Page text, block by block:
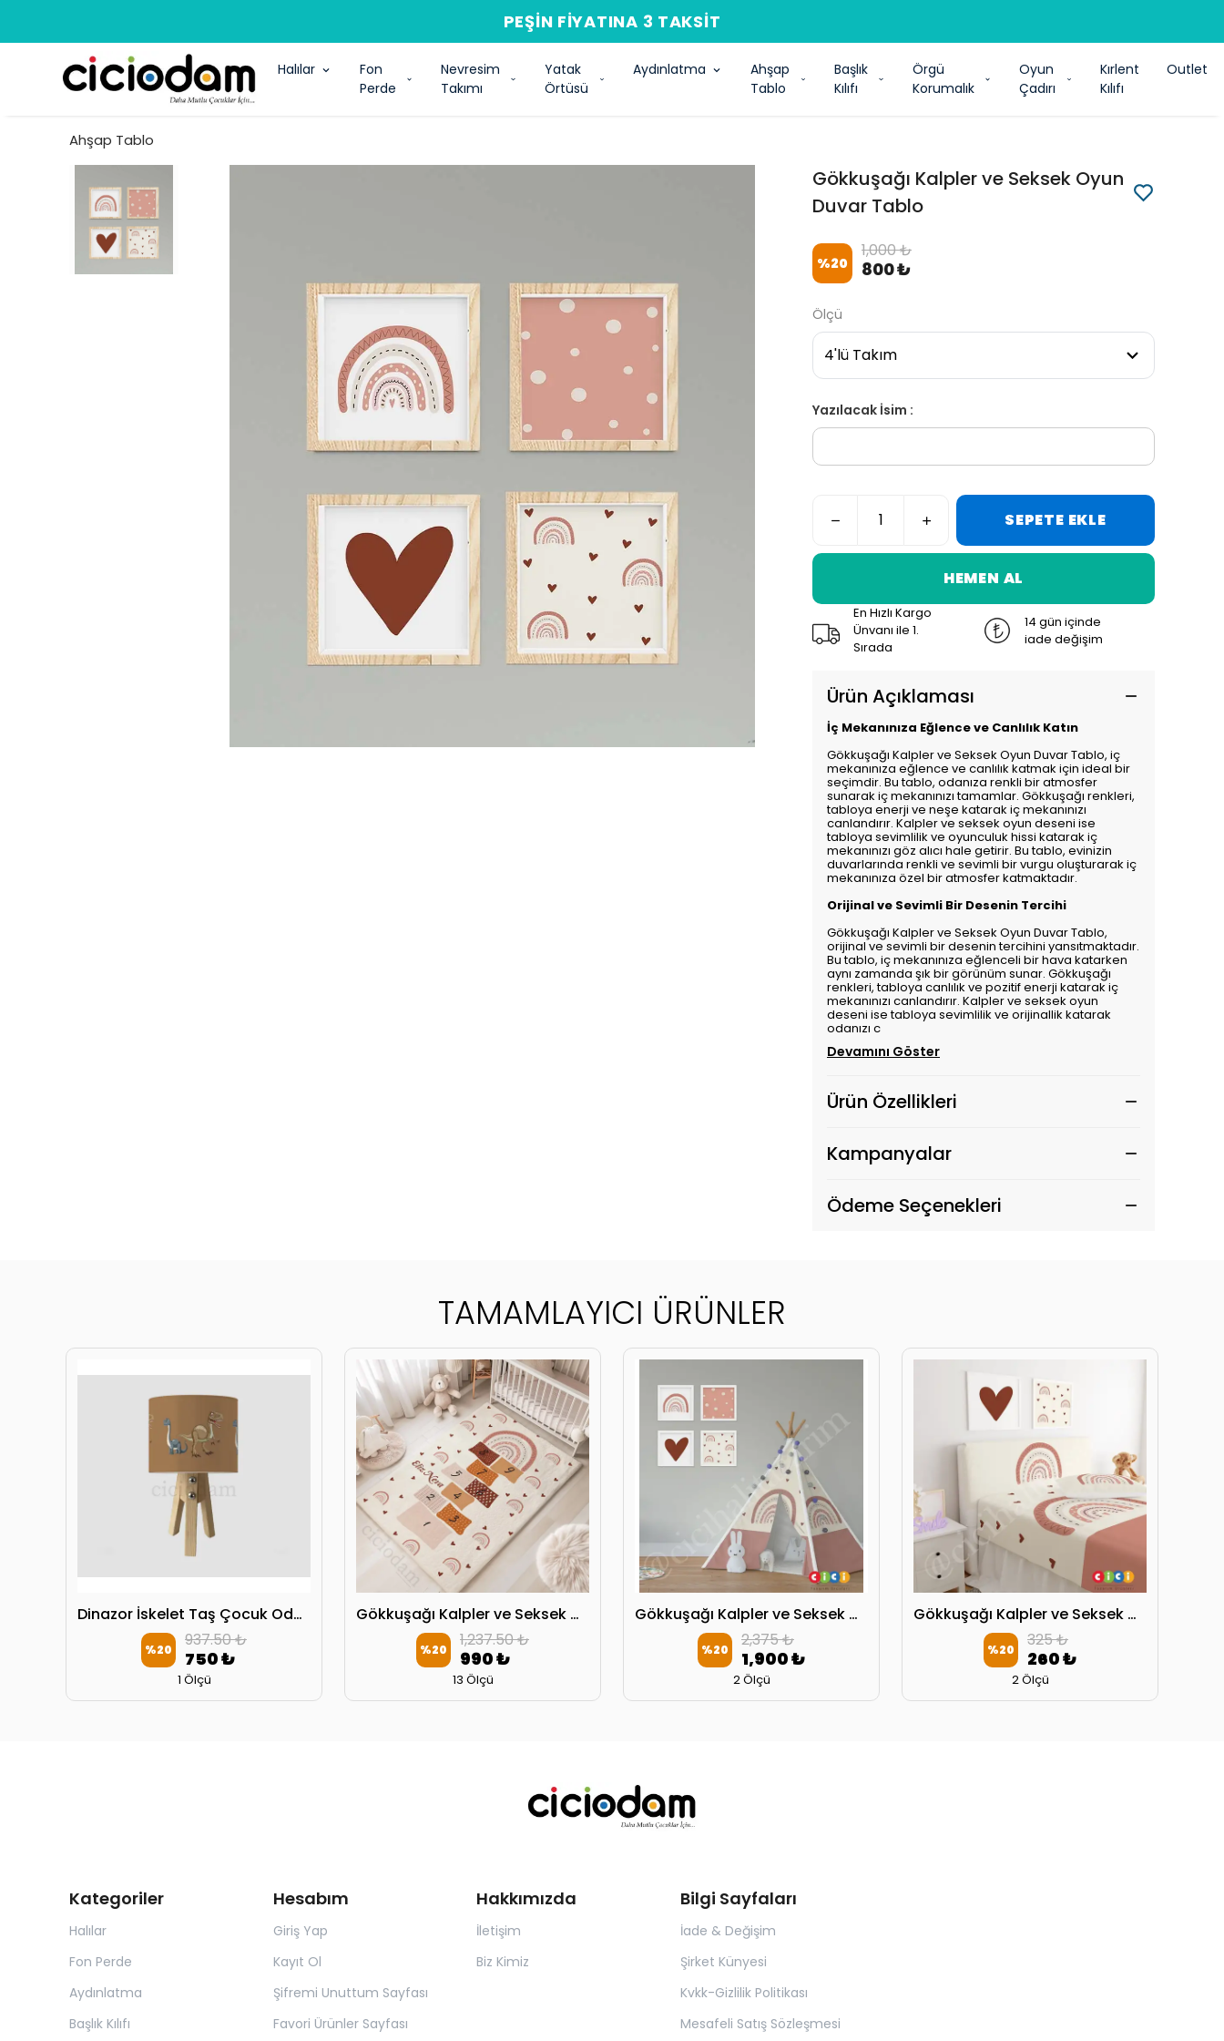
PEŞIN FIYATINA 3 TAKSIT
Halılar
Fon
Perde
Nevresim
Takımı
Yatak
Örtüsü
Aydınlatma
Ahşap
Tablo
Başlık
Kılıfı
Örgü
Korumalık
Oyun
Çadırı
Kırlent
Kılıfı
Outlet
Ahşap Tablo
Gökkuşağı Kalpler ve Seksek Oyun
Duvar Tablo
%20
1,000 ₺
800 ₺
Ölçü
Yazılacak İsim :
SEPETE EKLE
HEMEN AL
En Hızlı Kargo
Ünvanı ile 1.
Sırada
14 gün içinde
iade değişim
Ürün Açıklaması
İç Mekanınıza Eğlence ve Canlılık Katın
Gökkuşağı Kalpler ve Seksek Oyun Duvar Tablo, iç
mekanınıza eğlence ve canlılık katmak için ideal bir
seçimdir. Bu tablo, odanıza renkli bir atmosfer
sunarak iç mekanınızı tamamlar. Gökkuşağı renkleri,
tabloya enerji ve neşe katarak iç mekanınızı
canlandırır. Kalpler ve seksek oyun deseni ise
tabloya sevimlilik ve oyunculuk hissi katarak iç
mekanınızı göz alıcı hale getirir. Bu tablo, evinizin
duvarlarında renkli ve sevimli bir vurgu oluşturarak iç
mekanınıza özel bir atmosfer katmaktadır.
Orijinal ve Sevimli Bir Desenin Tercihi
Gökkuşağı Kalpler ve Seksek Oyun Duvar Tablo,
orijinal ve sevimli bir desenin tercihini yansıtmaktadır.
Bu tablo, iç mekanınıza eğlenceli bir hava katarken
aynı zamanda şık bir görünüm sunar. Gökkuşağı
renkleri, tabloya canlılık ve pozitif enerji katarak iç
mekanınızı canlandırır. Kalpler ve seksek oyun
deseni ise tabloya sevimlilik ve orijinallik katarak
odanızı c
Devamını Göster
Ürün Özellikleri
Kampanyalar
Ödeme Seçenekleri
TAMAMLAYICI ÜRÜNLER
Dinazor İskelet Taş Çocuk Odası Abajur
%20 937.50 ₺
750 ₺
1 Ölçü
Gökkuşağı Kalpler ve Seksek Oyun Çocuk Halısı
%20 1,237.50 ₺
990 ₺
13 Ölçü
Gökkuşağı Kalpler ve Seksek Oyun Oyun Çadırı
%20 2,375 ₺
1,900 ₺
2 Ölçü
Gökkuşağı Kalpler ve Seksek Oyun Başlık Kılıfı
%20 325 ₺
260 ₺
2 Ölçü
Kategoriler
Halılar
Fon Perde
Aydınlatma
Başlık Kılıfı
Hesabım
Giriş Yap
Kayıt Ol
Şifremi Unuttum Sayfası
Favori Ürünler Sayfası
Hakkımızda
İletişim
Biz Kimiz
Bilgi Sayfaları
İade & Değişim
Şirket Künyesi
Kvkk-Gizlilik Politikası
Mesafeli Satış Sözleşmesi